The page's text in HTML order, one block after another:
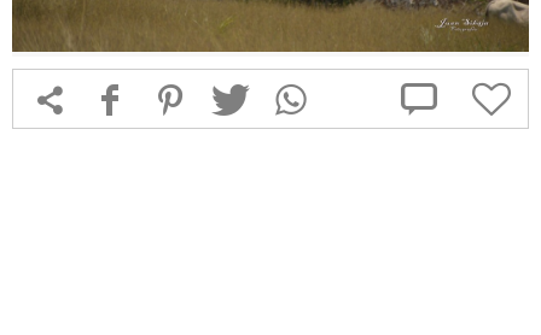
 f 1 T  